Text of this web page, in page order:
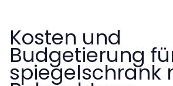
Kosten und
Budgetierung
spiegelschrank